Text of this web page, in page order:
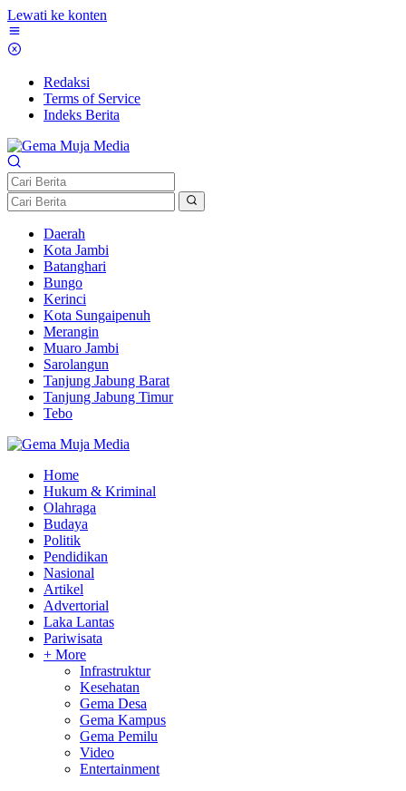
Lewati ke konten
Redaksi
Terms of Service
Indeks Berita
Daerah
Kota Jambi
Batanghari
Bungo
Kerinci
Kota Sungaipenuh
Merangin
Muaro Jambi
Sarolangun
Tanjung Jabung Barat
Tanjung Jabung Timur
Tebo
Home
Hukum & Kriminal
Olahraga
Budaya
Politik
Pendidikan
Nasional
Artikel
Advertorial
Laka Lantas
Pariwisata
+ More
Infrastruktur
Kesehatan
Gema Desa
Gema Kampus
Gema Pemilu
Video
Entertainment